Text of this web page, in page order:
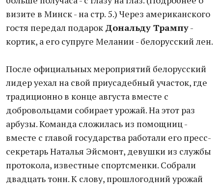
визите в Минск - на стр. 5.) Через американского
гостя передал подарок Дональду Трампу-
кортик, а его супруге Мелании - белорусский лен.
После официальных мероприятий белорусский
лидер уехал на свой приусадебный участок, где
традиционно в конце августа вместе с
добровольцами собирает урожай. На этот раз
арбузы. Команда сложилась из помощниц -
вместе с главой государства работали его пресс-
секретарь Наталья Эйсмонт, девушки из службы
протокола, известные спортсменки. Собрали
двадцать тонн. К слову, прошлогодний урожай